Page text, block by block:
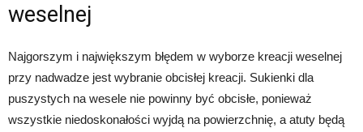
weselnej
Najgorszym i największym błędem w wyborze kreacji weselnej
przy nadwadze jest wybranie obcisłej kreacji. Sukienki dla
puszystych na wesele nie powinny być obcisłe, ponieważ
wszystkie niedoskonałości wyjdą na powierzchnię, a atuty będą